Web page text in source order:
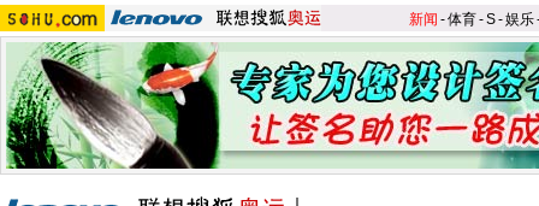
新闻 -体育-S-娱乐